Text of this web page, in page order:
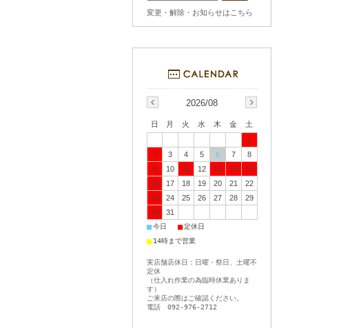
変更・解除・お知らせはこちら
2026/08
日 月 火 水 木 金
土
1
2
3 4 5 6 7
8
9
10 11 12 13 14
15
16
17 18 19 20 21
22
23
24 25 26 27 28
29
30
31
■今日 ■定休日
■ 14時まで営業
実店舗店休日：日曜・祭日、土曜不
定休
（仕入れ作業の為臨時休業ありま
す）
ご来店の際はご確認ください。
電話 092-976-2712